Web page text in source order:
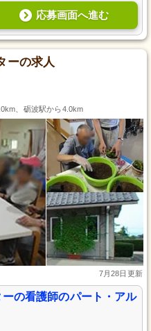
応募画面へ進む
ーの求人
、砺波駅から4.0km
7月28日更新
の看護師のパート・アル